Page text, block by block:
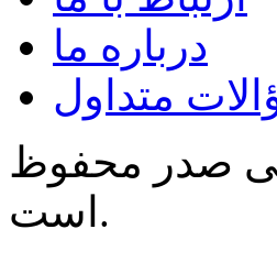
درباره ما
متداول
صدر محفوظ
است.